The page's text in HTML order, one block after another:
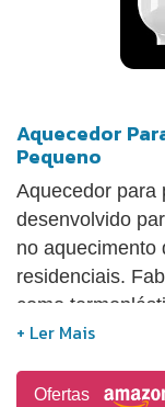
Aquecedor
Pequeno
Aquecedor para
desenvolvido
no aquecimento
residenciais.
como
componentes
sistema de
Ofertas